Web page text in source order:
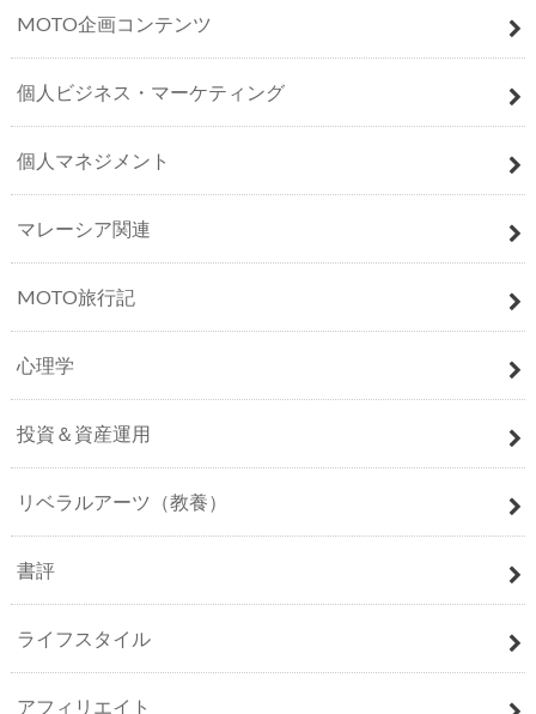
MOTO企画コンテンツ
個人ビジネス・マーケティング
個人マネジメント
マレーシア関連
MOTO旅行記
心理学
投資＆資産運用
リベラルアーツ（教養）
書評
ライフスタイル
アフィリエイト